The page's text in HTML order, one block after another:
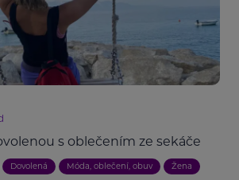
s oblečením ze sekáče
Dovolená Móda, oblečení, obuv Žena